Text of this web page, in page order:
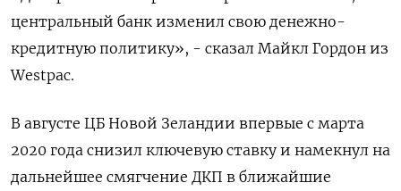
центральный банк изменил свою денежно-
кредитную политику», - сказал Майкл Гордон из
Westpac.
В августе ЦБ Новой Зеландии впервые с марта
2020 года снизил ключевую ставку и намекнул на
дальнейшее смягчение ДКП в ближайшие